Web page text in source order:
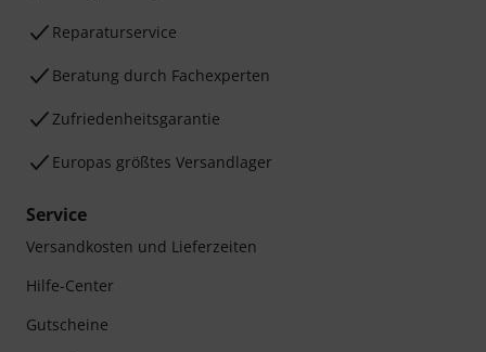
Reparaturservice
Beratung durch Fachexperten
Zufriedenheitsgarantie
Europas größtes Versandlager
Service
Versandkosten und Lieferzeiten
Hilfe-Center
Gutscheine